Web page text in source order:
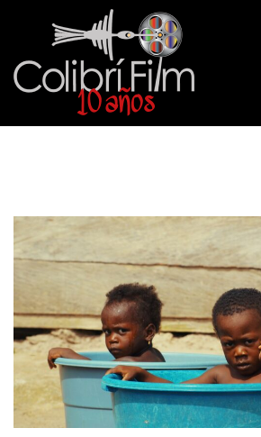
NOSOTROS
CONTACTO
BLOG